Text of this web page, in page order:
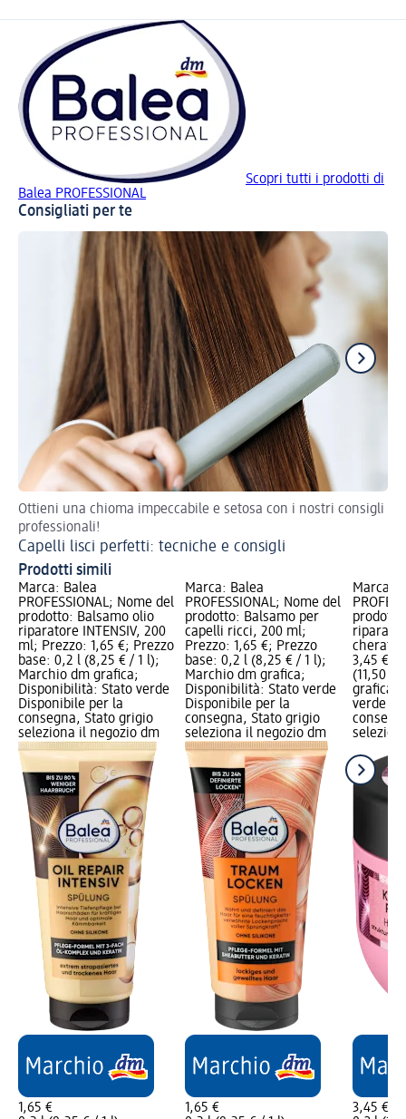
Scopri tutti i prodotti di
Balea PROFESSIONAL
Consigliati per te
Ottieni una chioma impeccabile e setosa con i nostri consigli
professionali!
Capelli lisci perfetti: tecniche e consigli
Prodotti simili
Marca: Balea
PROFESSIONAL; Nome del
prodotto: Balsamo olio
riparatore INTENSIV, 200
ml; Prezzo: 1,65 €; Prezzo
base: 0,2 l (8,25 € / 1 l);
Marchio dm grafica;
Disponibilità: Stato verde
Disponibile per la
consegna, Stato grigio
seleziona il negozio dm
1,65 €
Marca: Balea
PROFESSIONAL; Nome del
prodotto: Balsamo per
capelli ricci, 200 ml;
Prezzo: 1,65 €; Prezzo
base: 0,2 l (8,25 € / 1 l);
Marchio dm grafica;
Disponibilità: Stato verde
Disponibile per la
consegna, Stato grigio
seleziona il negozio dm
1,65 €
Marca:
3,45 €;
(11,50 €
grafica;
verde
3,45 €